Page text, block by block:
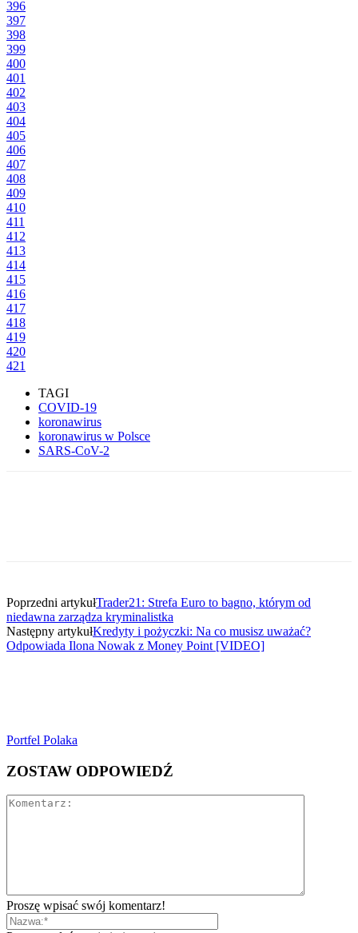
396
397
398
399
400
401
402
403
404
405
406
407
408
409
410
411
412
413
414
415
416
417
418
419
420
421
TAGI
COVID-19
koronawirus
koronawirus w Polsce
SARS-CoV-2
Poprzedni artykułTrader21: Strefa Euro to bagno, którym od
niedawna zarządza kryminalistka
Następny artykułKredyty i pożyczki: Na co musisz uważać?
Odpowiada Ilona Nowak z Money Point [VIDEO]
Portfel Polaka
ZOSTAW ODPOWIEDŹ
Proszę wpisać swój komentarz!